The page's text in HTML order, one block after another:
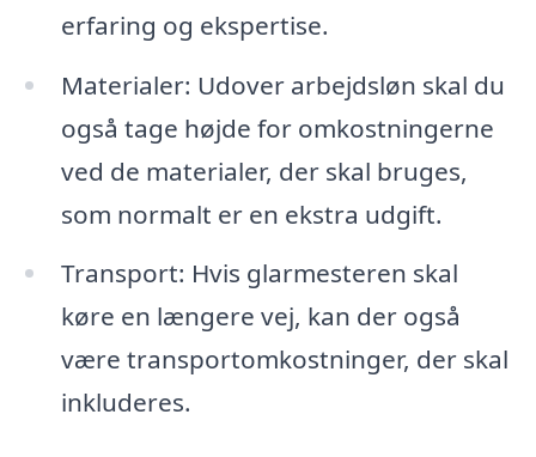
erfaring og ekspertise.
Materialer: Udover arbejdsløn skal du
også tage højde for omkostningerne
ved de materialer, der skal bruges,
som normalt er en ekstra udgift.
Transport: Hvis glarmesteren skal
køre en længere vej, kan der også
være transportomkostninger, der skal
inkluderes.